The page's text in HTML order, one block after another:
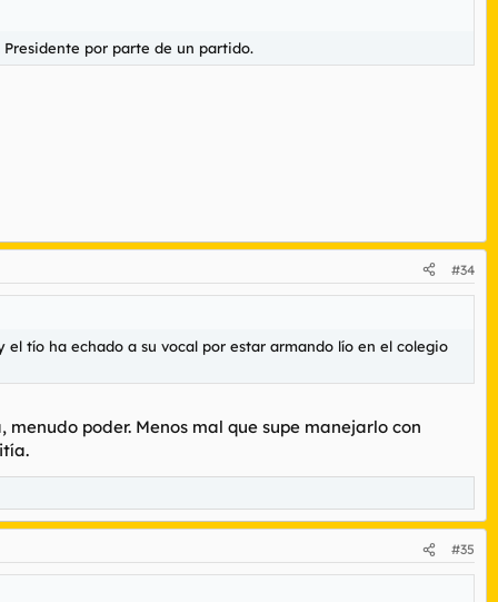
por parte de un partido.
#34
tío ha echado a su vocal por estar armando lío en el colegio
poder. Menos mal que supe manejarlo con
#35